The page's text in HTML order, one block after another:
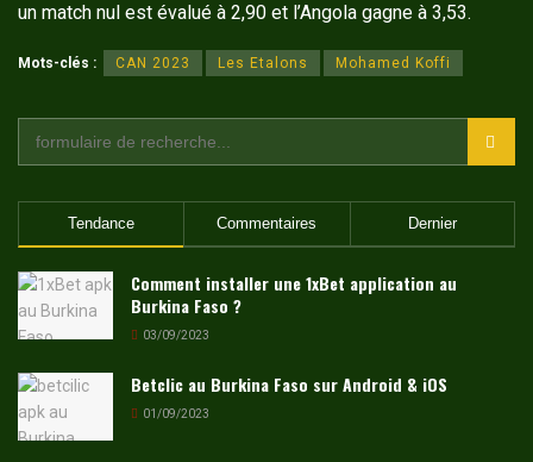
un match nul est évalué à 2,90 et l’Angola gagne à 3,53.
Mots-clés : CAN 2023 Les Etalons Mohamed Koffi
Tendance Commentaires Dernier
Comment installer une 1xBet application au
Burkina Faso ?
03/09/2023
Betclic au Burkina Faso sur Android & iOS
01/09/2023